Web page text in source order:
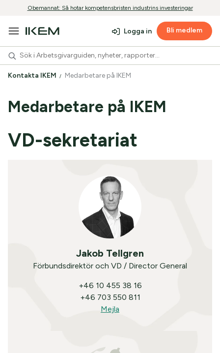
Obemannat: Så hotar kompetensbristen industrins investeringar
Logga in Bli medlem
Kontakta IKEM Medarbetare på IKEM
Medarbetare på IKEM
VD-sekretariat
Jakob Tellgren
Förbundsdirektör och VD / Director General
+46 10 455 38 16
+46 703 550 811
Mejla